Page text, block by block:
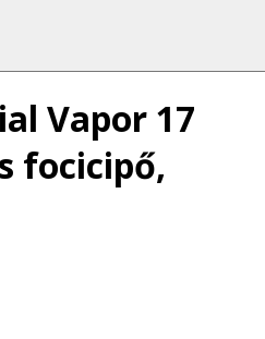
Vapor 17
focicipő,